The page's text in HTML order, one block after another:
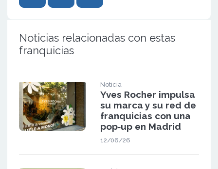
Noticias relacionadas con estas
franquicias
Noticia
Yves Rocher impulsa
su marca y su red de
franquicias con una
pop‑up en Madrid
12/06/26